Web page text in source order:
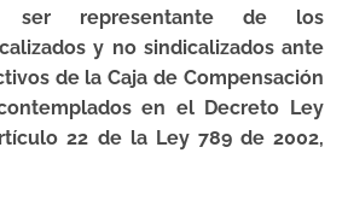
representante de los
y no sindicalizados ante
de la Caja de Compensación
en el Decreto Ley
22 de la Ley 789 de 2002,